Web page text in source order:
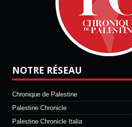
NOTRE RÉSEAU
Chronique de Palestine
Palestine Chronicle
Palestine Chronicle Italia